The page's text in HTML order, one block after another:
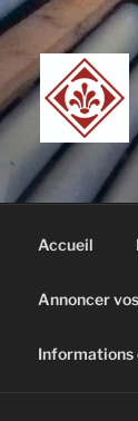
Accueil
Annoncer